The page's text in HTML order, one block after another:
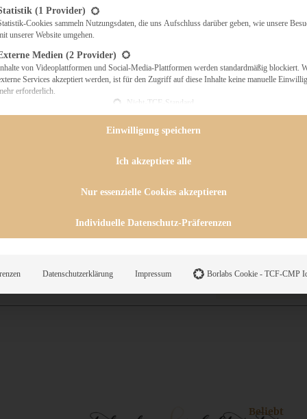
Beliebt
(1 Provider)
Cookies sammeln Nutzungsdaten, die uns Aufschluss darüber geben, wie unsere
unserer Website umgehen.
Medien (2 Provider)
von Videoplattformen und Social-Media-Plattformen werden standardmäßig blockiert.
Services akzeptiert werden, ist für den Zugriff auf diese Inhalte keine manuelle
erforderlich.
Nicht-TCF-Standard
Einwilligung speichern
Ich akzeptiere alle
Nur essenzielle Cookies akzeptieren
Individuelle Datenschutz-Präferenzen
Datenschutzerklärung Impressum Borlabs Cookie - TCF-CMP